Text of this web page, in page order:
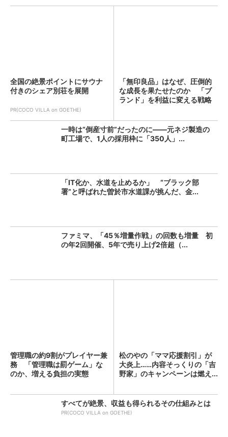
全国の絶景ポイントにサウナ
付きのシェア別荘を展開
PR(COCO VILLA on GOETHE)
「無印良品」はなぜ、圧倒的
な成長を果たせたのか 「ブ
ランド」を利益に変える戦略
一時は“倒産寸前”だったのに――元ネジ製造の
町工場で、1人の採用枠に「350人」...
「IT化か、水道を止めるか」 “ブラック部
署”と呼ばれた曽於市水道課が挑んだ、金...
ファミマ、「45％増量作戦」の回数も増量 初
の年2回開催、5年で売り上げ2倍超（...
管理職の約9割がプレイヤー兼
務 「管理職は罰ゲーム」な
のか、増える負担の実態
松のやの「ママ応援割引」が
大炎上……内容そっくりの「吉
野家」のキャンペーンは燃え...
すべてが絶景、収益も得られるその仕組みとは
PR(COCO VILLA on GOETHE)